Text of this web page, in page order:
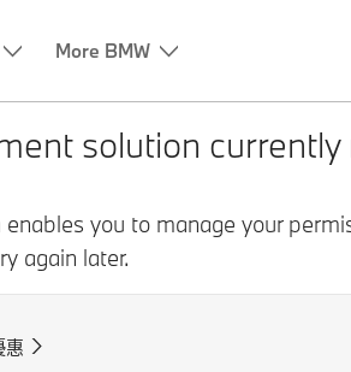
More BMW
惠